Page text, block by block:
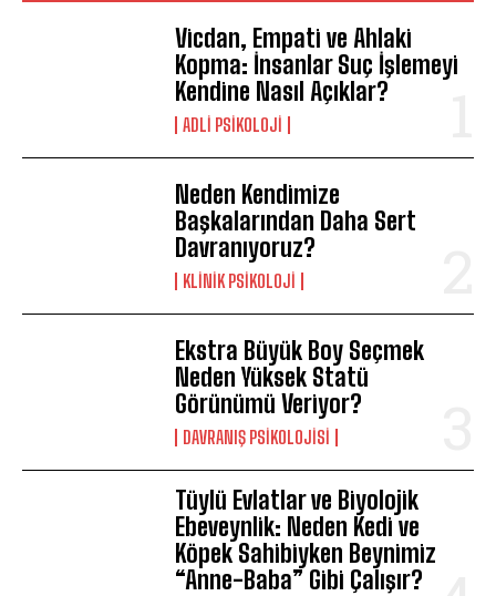
Vicdan, Empati ve Ahlaki
Kopma: İnsanlar Suç İşlemeyi
Kendine Nasıl Açıklar?
ADLI PSIKOLOJI
Neden Kendimize
Başkalarından Daha Sert
Davranıyoruz?
KLINIK PSIKOLOJI
Ekstra Büyük Boy Seçmek
Neden Yüksek Statü
Görünümü Veriyor?
DAVRANIŞ PSIKOLOJISI
Tüylü Evlatlar ve Biyolojik
Ebeveynlik: Neden Kedi ve
Köpek Sahibiyken Beynimiz
“Anne-Baba” Gibi Çalışır?